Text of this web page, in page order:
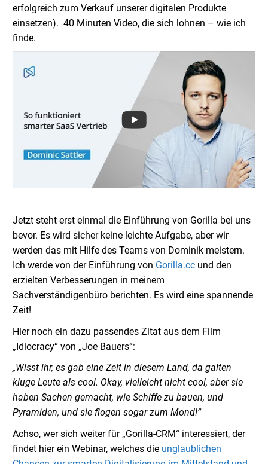
erfolgreich zum Verkauf unserer digitalen Produkte
einsetzen). 40 Minuten Video, die sich lohnen – wie ich
finde.
Jetzt steht erst einmal die Einführung von Gorilla bei uns
bevor. Es wird sicher keine leichte Aufgabe, aber wir
werden das mit Hilfe des Teams von Dominik meistern.
Ich werde von der Einführung von Gorilla.cc und den
erzielten Verbesserungen in meinem
Sachverständigenbüro berichten. Es wird eine spannende
Zeit!
Hier noch ein dazu passendes Zitat aus dem Film
„Idiocracy“ von „Joe Bauers“:
„Wisst ihr, es gab eine Zeit in diesem Land, da galten
kluge Leute als cool. Okay, vielleicht nicht cool, aber sie
haben Sachen gemacht, wie Schiffe zu bauen, und
Pyramiden, und sie flogen sogar zum Mond!“
Achso, wer sich weiter für „Gorilla-CRM“ interessiert, der
findet hier ein Webinar, welches die unglaublichen